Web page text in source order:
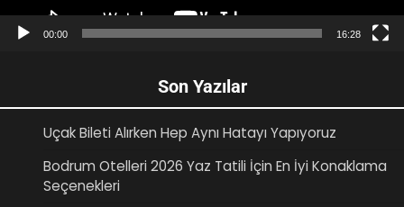
00:00 16:28
Son Yazılar
Uçak Bileti Alırken Hep Aynı Hatayı Yapıyoruz
Bodrum Otelleri 2026 Yaz Tatili İçin En İyi Konaklama
Seçenekleri